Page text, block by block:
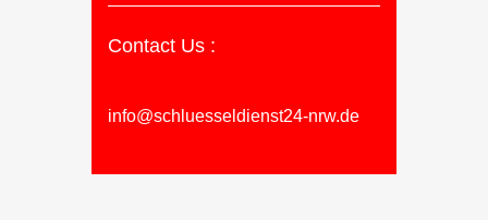
Contact Us :
info@schluesseldienst24-nrw.de